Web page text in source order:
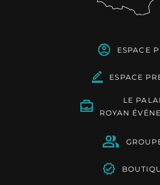
ESPACE
ESPACE
LE
ROYAN